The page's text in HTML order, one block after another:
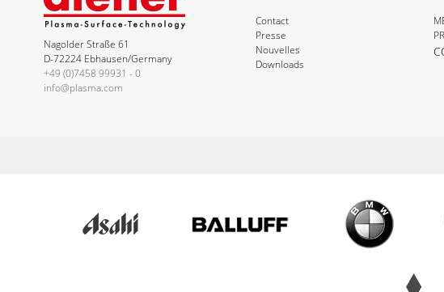
Nagolder Straße 61
D-72224 Ebhausen/Germany
+49 (0)7458 99931 - 0
info@plasma.com
Contact
Presse
Nouvelles
Downloads